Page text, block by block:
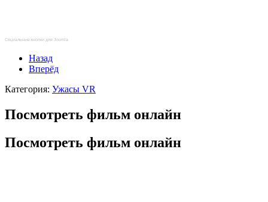
Социальные кнопки для Joomla
Назад
Вперёд
Категория: Ужасы VR
Посмотреть фильм онлайн
Посмотреть фильм онлайн